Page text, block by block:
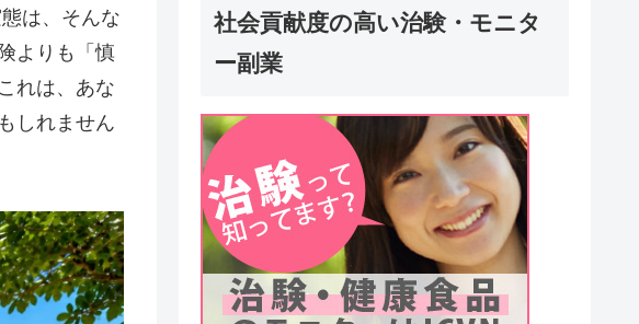
は、そんな
よりも「慎
れは、あな
しれません
社会貢献度の高い治験・モニタ
ー副業